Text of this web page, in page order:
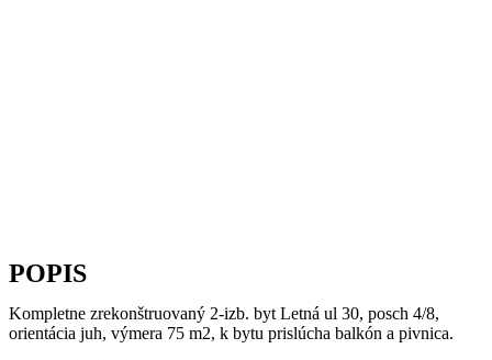
POPIS
Kompletne zrekonštruovaný 2-izb. byt Letná ul 30, posch 4/8,
orientácia juh, výmera 75 m2, k bytu prislúcha balkón a pivnica.